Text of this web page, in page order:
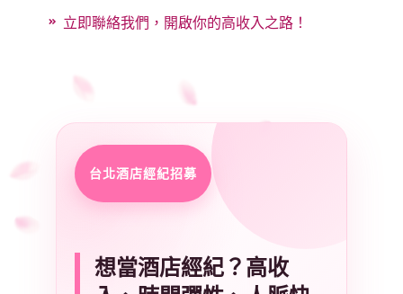
立即聯絡我們，開啟你的高收入之路！
台北酒店經紀招募
想當酒店經紀？高收